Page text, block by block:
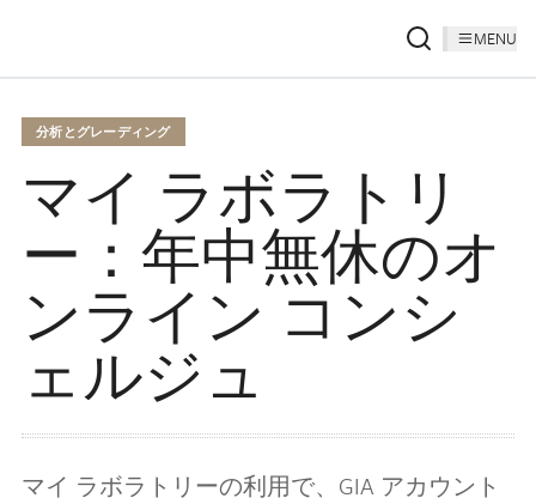
MENU
分析とグレーディング
マイ ラボラトリ
ー：年中無休のオ
ンライン コンシ
ェルジュ
マイ ラボラトリーの利用で、GIA アカウント